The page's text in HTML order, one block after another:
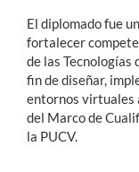
El diplomado fue
fortalecer
de las Tecnologías
fin de diseñar,
entornos virtuales
del Marco de
la PUCV.